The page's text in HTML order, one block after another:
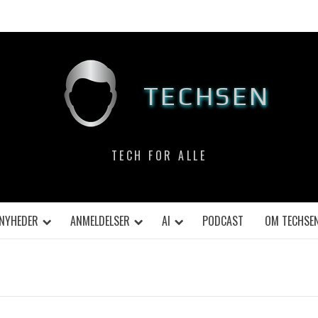
TECHSEN
TECH FOR ALLE
NYHEDER ANMELDELSER AI PODCAST OM